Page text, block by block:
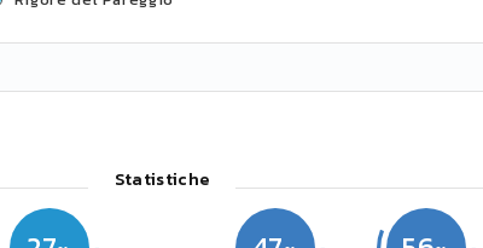
Statistiche